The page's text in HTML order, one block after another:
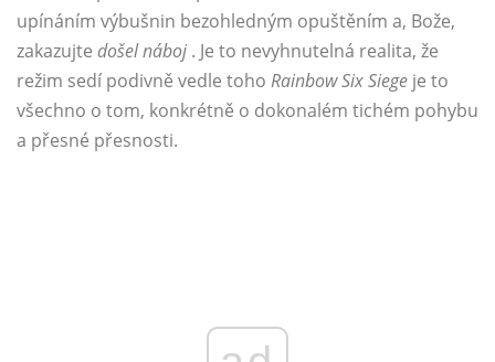
upínáním výbušnin bezohledným opuštěním a, Bože,
zakazujte došel náboj . Je to nevyhnutelná realita, že
režim sedí podivně vedle toho Rainbow Six Siege je to
všechno o tom, konkrétně o dokonalém tichém pohybu
a přesné přesnosti.